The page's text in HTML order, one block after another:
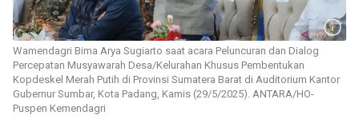
Wamendagri Bima Arya Sugiarto saat acara Peluncuran dan Dialog
Percepatan Musyawarah Desa/Kelurahan Khusus Pembentukan
Kopdeskel Merah Putih di Provinsi Sumatera Barat di Auditorium Kantor
Gubernur Sumbar, Kota Padang, Kamis (29/5/2025). ANTARA/HO-
Puspen Kemendagri